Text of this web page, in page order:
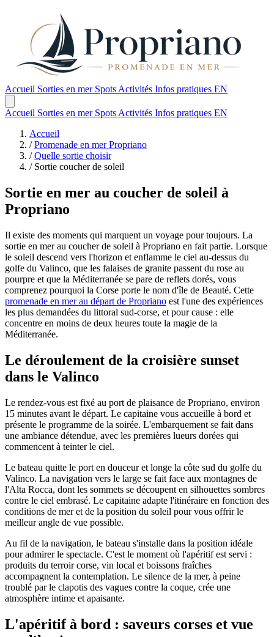
Accueil Sorties en mer Spots Activités Infos pratiques EN
Accueil Sorties en mer Spots Activités Infos pratiques EN
Accueil
/ Promenade en mer Propriano
/ Quelle sortie choisir
/ Sortie coucher de soleil
Sortie en mer au coucher de soleil à
Propriano
Il existe des moments qui marquent un voyage pour toujours. La
sortie en mer au coucher de soleil à Propriano en fait partie. Lorsque
le soleil descend vers l'horizon et enflamme le ciel au-dessus du
golfe du Valinco, que les falaises de granite passent du rose au
pourpre et que la Méditerranée se pare de reflets dorés, vous
comprenez pourquoi la Corse porte le nom d'île de Beauté. Cette
promenade en mer au départ de Propriano est l'une des expériences
les plus demandées du littoral sud-corse, et pour cause : elle
concentre en moins de deux heures toute la magie de la
Méditerranée.
Le déroulement de la croisière sunset
dans le Valinco
Le rendez-vous est fixé au port de plaisance de Propriano, environ
15 minutes avant le départ. Le capitaine vous accueille à bord et
présente le programme de la soirée. L'embarquement se fait dans
une ambiance détendue, avec les premières lueurs dorées qui
commencent à teinter le ciel.
Le bateau quitte le port en douceur et longe la côte sud du golfe du
Valinco. La navigation vers le large se fait face aux montagnes de
l'Alta Rocca, dont les sommets se découpent en silhouettes sombres
contre le ciel embrasé. Le capitaine adapte l'itinéraire en fonction des
conditions de mer et de la position du soleil pour vous offrir le
meilleur angle de vue possible.
Au fil de la navigation, le bateau s'installe dans la position idéale
pour admirer le spectacle. C'est le moment où l'apéritif est servi :
produits du terroir corse, vin local et boissons fraîches
accompagnent la contemplation. Le silence de la mer, à peine
troublé par le clapotis des vagues contre la coque, crée une
atmosphère intime et apaisante.
L'apéritif à bord : saveurs corses et vue